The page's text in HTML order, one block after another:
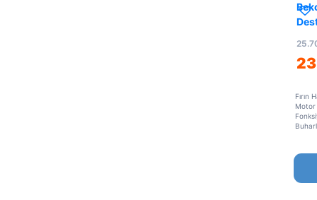
Fırın
Motor